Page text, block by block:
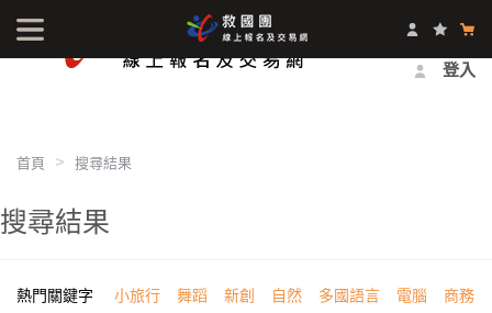
影音中心 報名方式
登入
首頁 搜尋結果
搜尋結果
熱門關鍵字 小旅行 舞蹈 新創 自然 多國語言 電腦
商務